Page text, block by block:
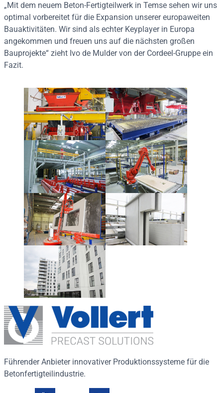
„Mit dem neuem Beton-Fertigteilwerk in Temse sehen wir uns
optimal vorbereitet für die Expansion unserer europaweiten
Bauaktivitäten. Wir sind als echter Keyplayer in Europa
angekommen und freuen uns auf die nächsten großen
Bauprojekte“ zieht Ivo de Mulder von der Cordeel-Gruppe ein
Fazit.
Führender Anbieter innovativer Produktionssysteme für die
Betonfertigteilindustrie.